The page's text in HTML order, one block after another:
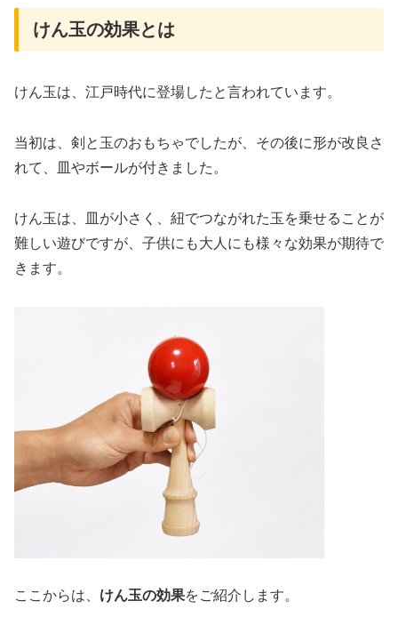
けん玉の効果とは
けん玉は、江戸時代に登場したと言われています。
当初は、剣と玉のおもちゃでしたが、その後に形が改良さ
れて、皿やボールが付きました。
けん玉は、皿が小さく、紐でつながれた玉を乗せることが
難しい遊びですが、子供にも大人にも様々な効果が期待で
きます。
ここからは、 けん玉の効果をご紹介します。